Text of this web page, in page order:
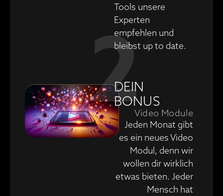
Tools unsere
Experten
empfehlen und
bleibst up to date.
DEIN
BONUS
2Video Module
Jeden Monat gibt
es ein neues Video
Modul, denn wir
wollen dir wirklich
etwas bieten. Jeder
Mensch hat